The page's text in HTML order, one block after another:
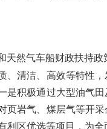
然气车船财政扶持政
清洁、高效等特性，
是积极通过大型油气
页岩气、煤层气等开
利区优选等项目，为